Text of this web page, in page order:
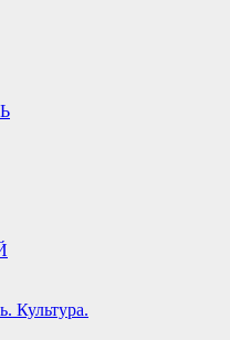
Культура.